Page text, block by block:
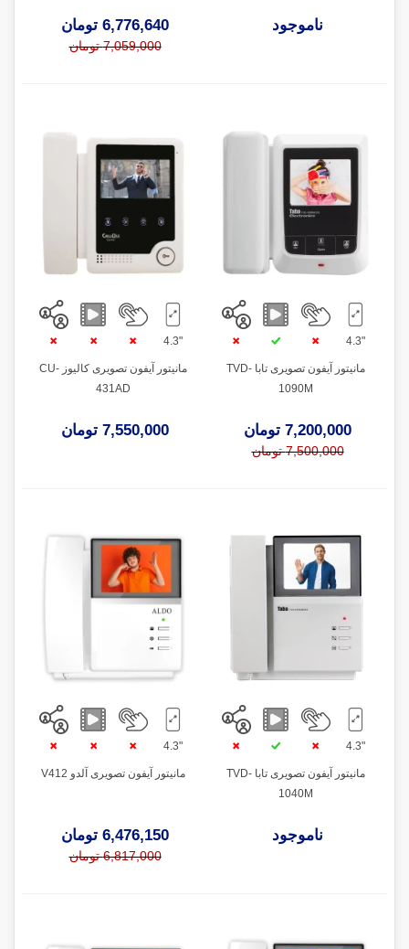
ناموجود 6,776,640 تومان
7,059,000 تومان
"4.3
مانیتور آیفون تصویری تابا TVD-
1090M
7,200,000 تومان
7,500,000 تومان
"4.3
مانیتور آیفون تصویری کالیوز CU-
431AD
7,550,000 تومان
"4.3
مانیتور آیفون تصویری تابا TVD-
1040M
ناموجود
"4.3
مانیتور آیفون تصویری آلدو V412
6,476,150 تومان
6,817,000 تومان